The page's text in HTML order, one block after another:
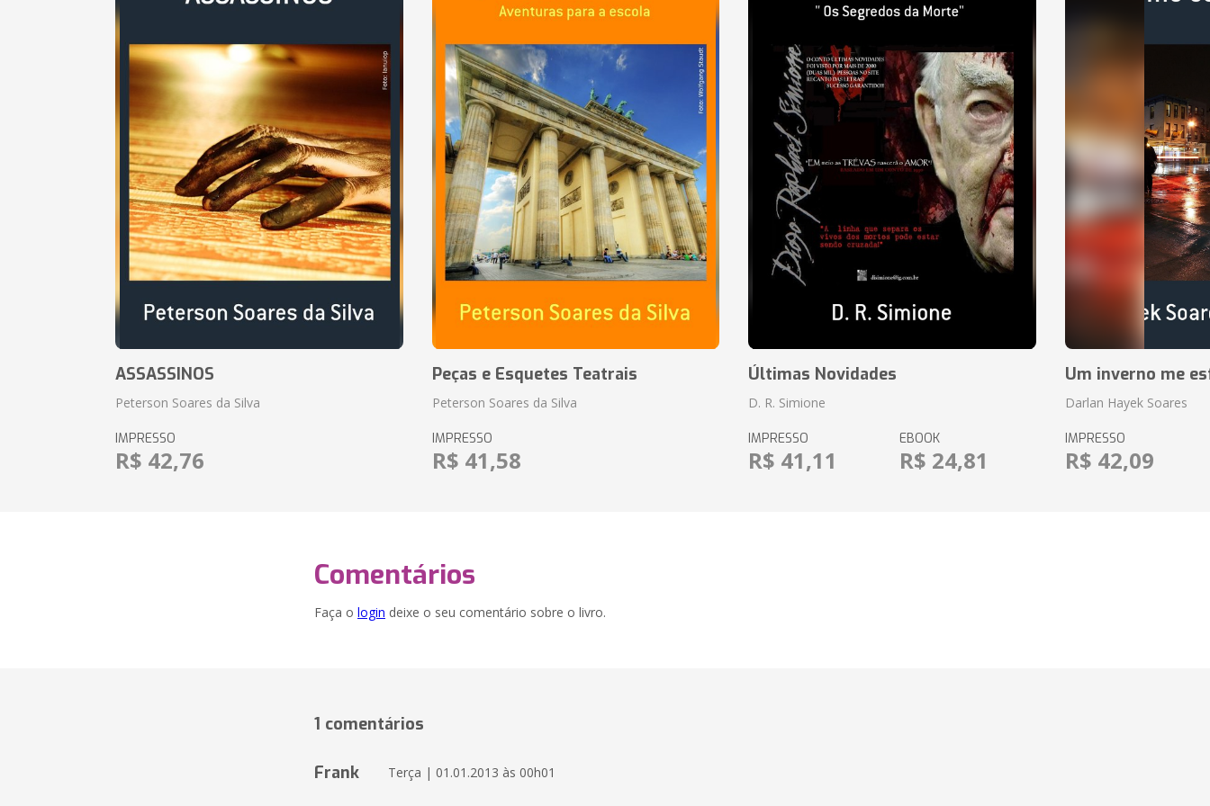
ASSASSINOS
Peterson Soares da Silva
IMPRESSO
R$ 42,76
Peças e Esquetes Teatrais
Peterson Soares da Silva
IMPRESSO
R$ 41,58
Últimas Novidades
D. R. Simione
IMPRESSO
R$ 41,11
EBOOK
R$ 24,81
Um inverno me
Darlan Hayek Soares
IMPRESSO
R$ 42,09
Comentários
Faça o login deixe o seu comentário sobre o livro.
1 comentários
Frank Terça | 01.01.2013 às 00h01